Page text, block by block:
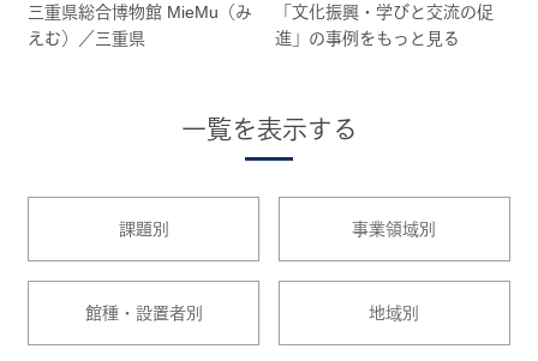
三重県総合博物館 MieMu（み
えむ）／三重県
「文化振興・学びと交流の促
進」の事例をもっと見る
一覧を表示する
課題別 事業領域別
館種・設置者別 地域別